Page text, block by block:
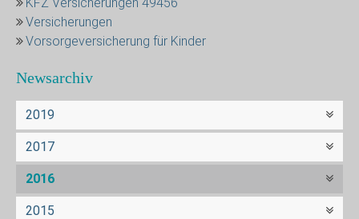
Versicherungen
Vorsorgeversicherung für Kinder
Newsarchiv
2019
2017
2016
2015